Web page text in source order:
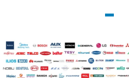
WIFI Standard